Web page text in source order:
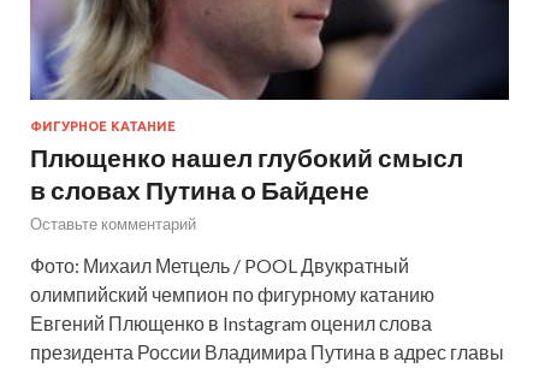
ФИГУРНОЕ КАТАНИЕ
Плющенко нашел глубокий смысл
в словах Путина о Байдене
Оставьте комментарий
Фото: Михаил Метцель / POOL Двукратный
олимпийский чемпион по фигурному катанию
Евгений Плющенко в Instagram оценил слова
президента России Владимира Путина в адрес главы